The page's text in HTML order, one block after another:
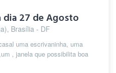
dia 27 de Agosto
Brasília - DF
uma escrivaninha, uma
, janela que possibilita boa